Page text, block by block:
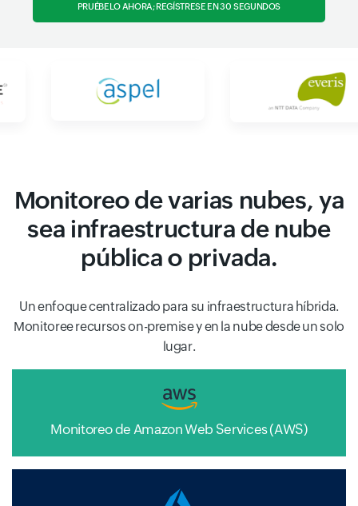
PRUÉBELO AHORA; REGÍSTRESE EN 30 SEGUNDOS
Monitoreo de varias nubes, ya
sea infraestructura de nube
pública o privada.
Un enfoque centralizado para su infraestructura híbrida.
Monitoree recursos on-premise y en la nube desde un solo
lugar.
Monitoreo de Amazon Web Services (AWS)